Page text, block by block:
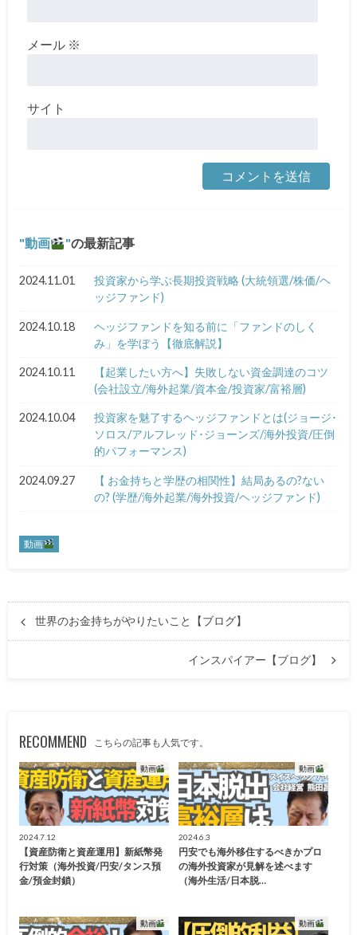
メール ※
サイト
動画 の最新記事
2024.11.01
投資家から学ぶ長期投資戦略 (大統領選/株価/ヘ
ッジファンド)
2024.10.18
ヘッジファンドを知る前に「ファンドのしく
み」を学ぼう【徹底解説】
2024.10.11
【起業したい方へ】失敗しない資金調達のコツ
(会社設立/海外起業/資本金/投資家/富裕層)
2024.10.04
投資家を魅了するヘッジファンドとは(ジョージ･
ソロス/アルフレッド･ジョーンズ/海外投資/圧倒
的パフォーマンス)
2024.09.27
【 お金持ちと学歴の相関性】結局あるの?ない
の? (学歴/海外起業/海外投資/ヘッジファンド)
動画
世界のお金持ちがやりたいこと【ブログ】
インスパイアー【ブログ】
RECOMMEND こちらの記事も人気です。
動画
2024.7.12
【資産防衛と資産運用】新紙幣発
行対策（海外投資/円安/タンス預
金/預金封鎖）
動画
2024.6.3
円安でも海外移住するべきかプロ
の海外投資家が見解を述べます
（海外生活/日本脱…
動画 動画